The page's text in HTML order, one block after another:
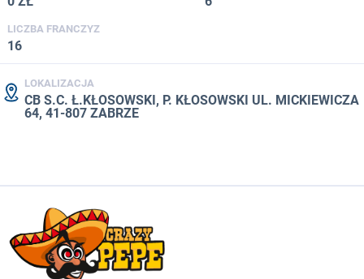
LICZBA FRANCZYZ
16
LOKALIZACJA
CB S.C. Ł.KŁOSOWSKI, P. KŁOSOWSKI UL. MICKIEWICZA
64, 41-807 ZABRZE